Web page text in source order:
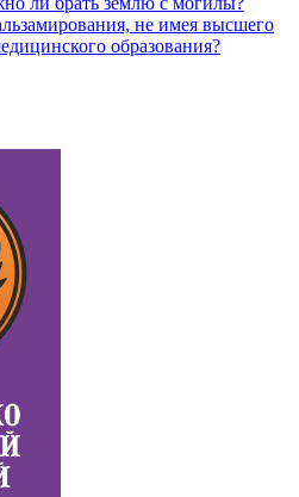
не имея высшего
образования?